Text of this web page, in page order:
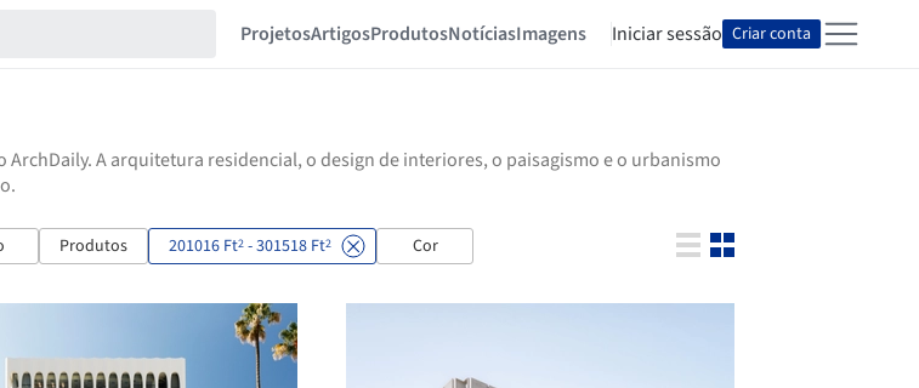
ProjetosArtigosProdutosNotíciasImagens Iniciar sessão Criar conta
A arquitetura residencial, o design de interiores, o paisagismo e o urbanismo
Produtos 201016 Ft2 - 301518 Ft2 Cor